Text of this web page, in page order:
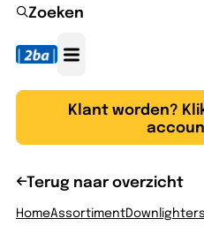
Zoeken
Klant worden?
Terug naar overzicht
HomeAssortimentDownlighters